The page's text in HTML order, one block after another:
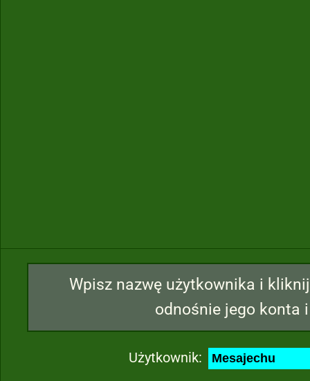
Wpisz nazwę użytkownika i
odnośnie jego konta
Użytkownik: